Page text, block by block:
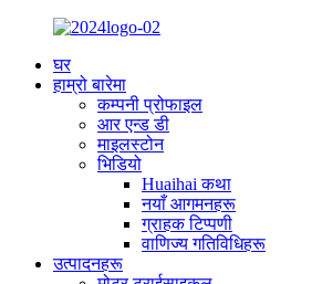
घर
हाम्रो बारेमा
कम्पनी प्रोफाइल
आर एन्ड डी
माइलस्टोन
भिडियो
Huaihai कथा
नयाँ आगमनहरू
ग्राहक टिप्पणी
वाणिज्य गतिविधिहरू
उत्पादनहरू